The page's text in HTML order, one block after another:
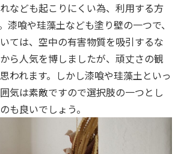
なども起こりにくい為、利用する方
漆喰や珪藻土なども塗り壁の一つで、
ては、空中の有害物質を吸引するな
ら人気を博しましたが、頑丈さの観
われます。しかし漆喰や珪藻土といっ
気は素敵ですので選択肢の一つとし
も良いでしょう。